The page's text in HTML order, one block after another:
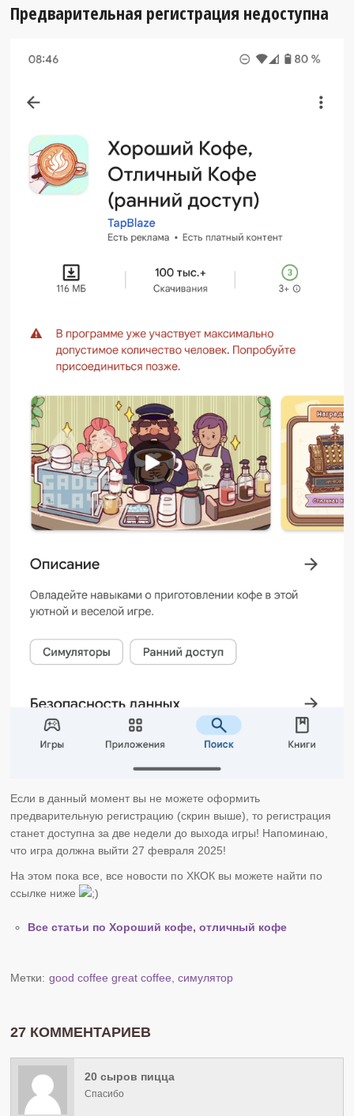
Предварительная регистрация недоступна
Если в данный момент вы не можете оформить
предварительную регистрацию (скрин выше), то регистрация
станет доступна за две недели до выхода игры! Напоминаю,
что игра должна выйти 27 февраля 2025!
На этом пока все, все новости по ХКОК вы можете найти по
ссылке ниже
Все статьи по Хороший кофе, отличный кофе
Метки: good coffee great coffee ,симулятор
27 КОММЕНТАРИЕВ
20 сыров пицца
Спасибо